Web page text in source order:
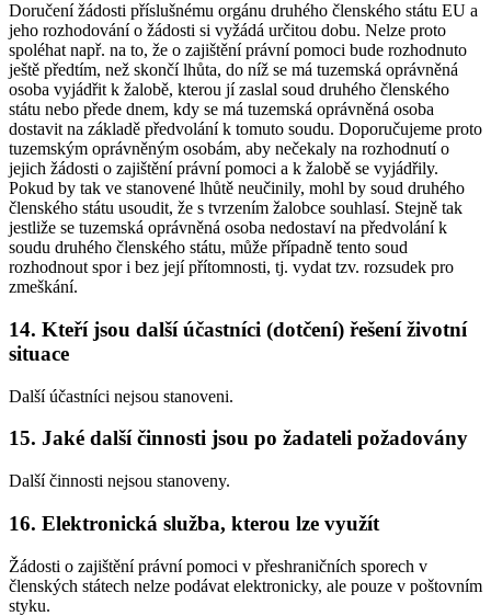
Doručení žádosti příslušnému orgánu druhého členského státu EU a
jeho rozhodování o žádosti si vyžádá určitou dobu. Nelze proto
spoléhat např. na to, že o zajištění právní pomoci bude rozhodnuto
ještě předtím, než skončí lhůta, do níž se má tuzemská oprávněná
osoba vyjádřit k žalobě, kterou jí zaslal soud druhého členského
státu nebo přede dnem, kdy se má tuzemská oprávněná osoba
dostavit na základě předvolání k tomuto soudu. Doporučujeme proto
tuzemským oprávněným osobám, aby nečekaly na rozhodnutí o
jejich žádosti o zajištění právní pomoci a k žalobě se vyjádřily.
Pokud by tak ve stanovené lhůtě neučinily, mohl by soud druhého
členského státu usoudit, že s tvrzením žalobce souhlasí. Stejně tak
jestliže se tuzemská oprávněná osoba nedostaví na předvolání k
soudu druhého členského státu, může případně tento soud
rozhodnout spor i bez její přítomnosti, tj. vydat tzv. rozsudek pro
zmeškání.
14. Kteří jsou další účastníci (dotčení) řešení životní
situace
Další účastníci nejsou stanoveni.
15. Jaké další činnosti jsou po žadateli požadovány
Další činnosti nejsou stanoveny.
16. Elektronická služba, kterou lze využít
Žádosti o zajištění právní pomoci v přeshraničních sporech v
členských státech nelze podávat elektronicky, ale pouze v poštovním
styku.